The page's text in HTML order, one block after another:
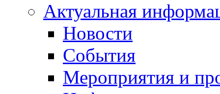
Актуальная
Новости
События
Мероприятия и